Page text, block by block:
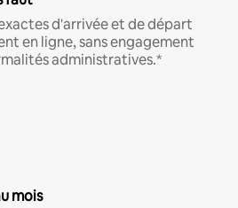
d'arrivée et de départ
en ligne, sans engagement
administratives.*
mois